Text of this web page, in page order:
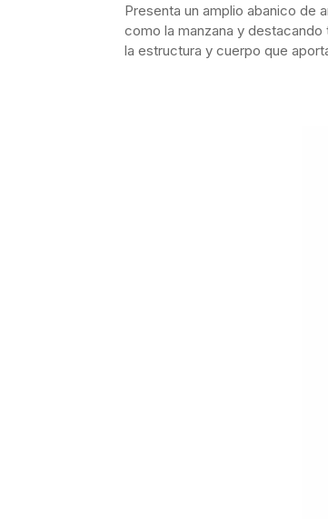
Presenta un amplio abanico de
como la manzana y
la estructura y cuerpo que